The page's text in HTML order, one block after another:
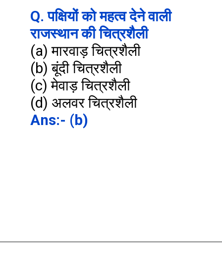
Q. पक्षियों को महत्व देने वाली
राजस्थान की चित्रशैली
(a) मारवाड़ चित्रशैली
(b) बूंदी चित्रशैली
(c) मेवाड़ चित्रशैली
(d) अलवर चित्रशैली
Ans:- (b)